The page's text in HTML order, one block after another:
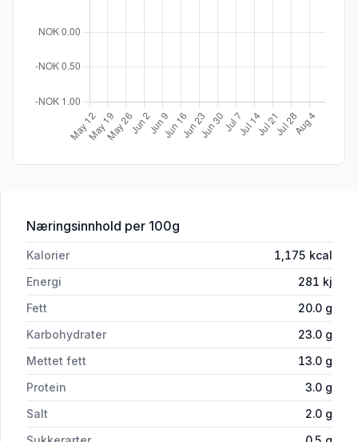
Næringsinnhold for 'Nurishh Mozarella Slices 200g'
per 100g
Kalorier 1,175 kcal
Energi
281 kj
Fett
20.0 g
Karbohydrater
23.0 g
Mettet fett
13.0 g
Protein
3.0 g
Salt
2.0 g